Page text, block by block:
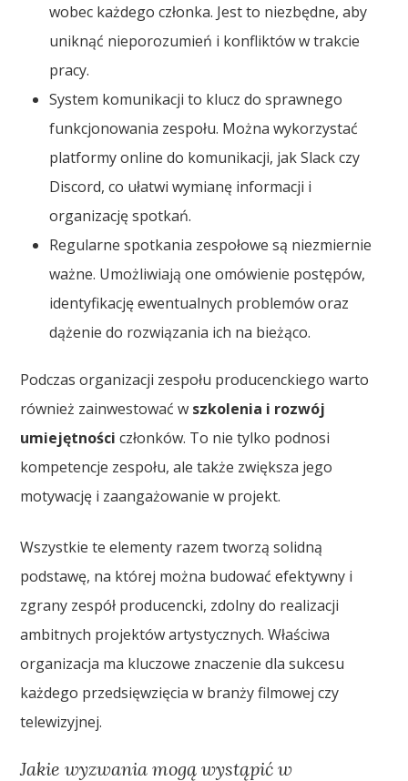
wobec każdego członka. Jest to niezbędne, aby
uniknąć nieporozumień i konfliktów w trakcie
pracy.
System komunikacji to klucz do sprawnego
funkcjonowania zespołu. Można wykorzystać
platformy online do komunikacji, jak Slack czy
Discord, co ułatwi wymianę informacji i
organizację spotkań.
Regularne spotkania zespołowe są niezmiernie
ważne. Umożliwiają one omówienie postępów,
identyfikację ewentualnych problemów oraz
dążenie do rozwiązania ich na bieżąco.
Podczas organizacji zespołu producenckiego warto
również zainwestować w szkolenia i rozwój
umiejętności członków. To nie tylko podnosi
kompetencje zespołu, ale także zwiększa jego
motywację i zaangażowanie w projekt.
Wszystkie te elementy razem tworzą solidną
podstawę, na której można budować efektywny i
zgrany zespół producencki, zdolny do realizacji
ambitnych projektów artystycznych. Właściwa
organizacja ma kluczowe znaczenie dla sukcesu
każdego przedsięwzięcia w branży filmowej czy
telewizyjnej.
Jakie wyzwania mogą wystąpić w